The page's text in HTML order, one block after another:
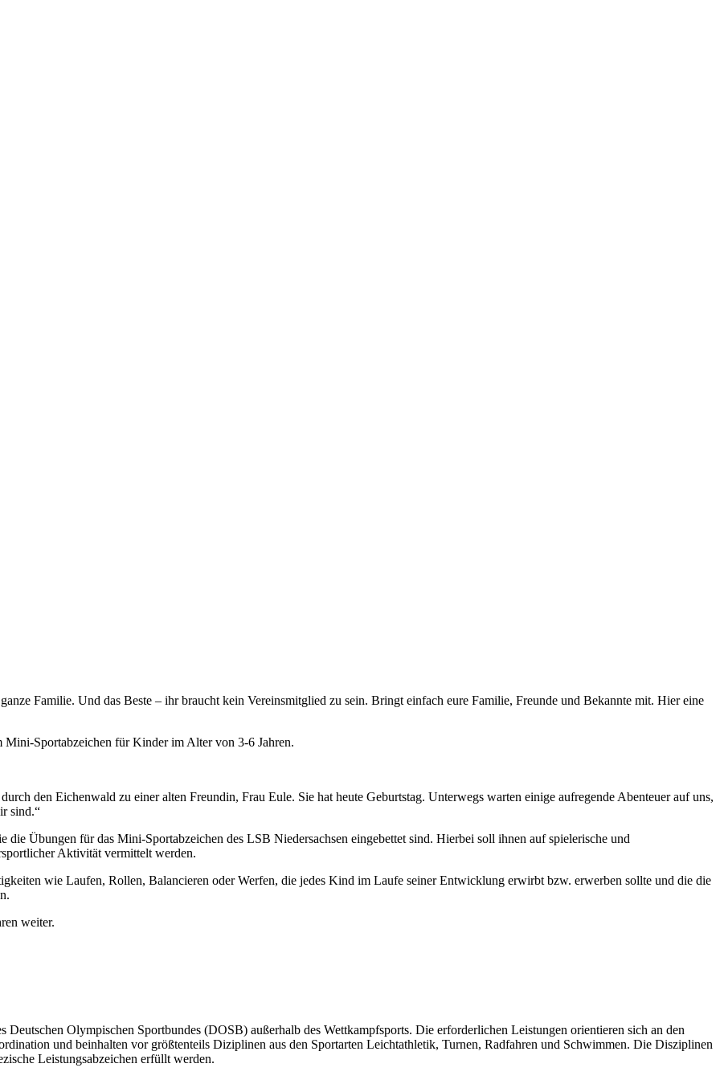
Familie. Und das Beste – ihr braucht kein Vereinsmitglied zu sein. Bringt einfach eure Familie, Freunde und Bekannte mit. Hier eine
Sportabzeichen für Kinder im Alter von 3-6 Jahren.
den Eichenwald zu einer alten Freundin, Frau Eule. Sie hat heute Geburtstag. Unterwegs warten einige aufregende Abenteuer auf uns,
sind.“
Übungen für das Mini-Sportabzeichen des LSB Niedersachsen eingebettet sind. Hierbei soll ihnen auf spielerische und
Aktivität vermittelt werden.
wie Laufen, Rollen, Balancieren oder Werfen, die jedes Kind im Laufe seiner Entwicklung erwirbt bzw. erwerben sollte und die die
weiter.
Olympischen Sportbundes (DOSB) außerhalb des Wettkampfsports. Die erforderlichen Leistungen orientieren sich an den
und beinhalten vor größtenteils Diziplinen aus den Sportarten Leichtathletik, Turnen, Radfahren und Schwimmen. Die Disziplinen
Leistungsabzeichen erfüllt werden.